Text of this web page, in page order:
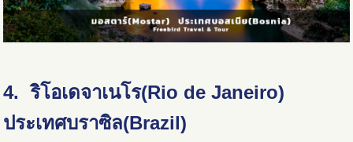
4. ริโอเดจาเนโร(Rio de Janeiro)
ประเทศบราซิล(Brazil)